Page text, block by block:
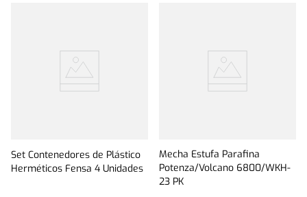
Set Contenedores de Plástico
Herméticos Fensa 4 Unidades
Mecha Estufa Parafina
Potenza/Volcano 6800/WKH-
23 PK